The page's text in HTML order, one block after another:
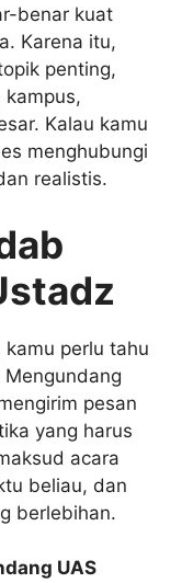
benar kuat
Karena itu,
penting,
Kalau kamu
menghubungi
realistis.
perlu tahu
pesan
yang harus
acara
beliau, dan
berlebihan.
UAS